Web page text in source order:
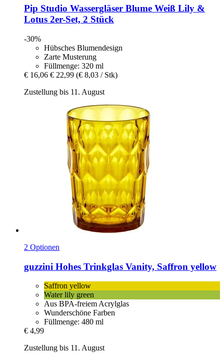
Pip Studio Wassergläser Blume Weiß Lily &
Lotus 2er-​Set, 2 Stück
-30%
Hübsches Blumendesign
Zarte Musterung
Füllmenge: 320 ml
€ 16,06 € 22,99 (€ 8,03 / Stk)
Zustellung bis 11. August
2 Optionen
guzzini Hohes Trinkglas Vanity, Saffron yellow
Saffron yellow
Water lily green
Aus BPA-freiem Acrylglas
Wunderschöne Farben
Füllmenge: 480 ml
€ 4,99
Zustellung bis 11. August